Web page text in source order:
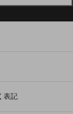
表記